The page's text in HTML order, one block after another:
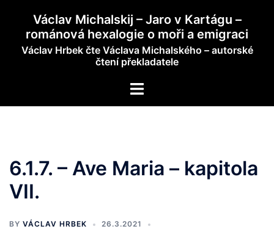
content
Václav Michalskij – Jaro v Kartágu –
románová hexalogie o moři a emigraci
Václav Hrbek čte Václava Michalského – autorské
čtení překladatele
Toggle
6.1.7. – Ave Maria – kapitola
VII.
BY VÁCLAV HRBEK
26.3.2021